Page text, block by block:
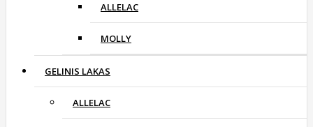
ALLELAC
MOLLY
GELINIS LAKAS
ALLELAC